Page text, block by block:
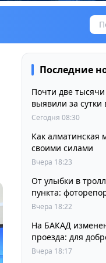
Последние
Почти две
выявили за
Сегодня 08:30
Как алматинская
своими силами
Вчера 18:23
От улыбки в
пункта:
Вчера 18:22
На БАКАД
проезда: для
пользователей
Вчера 18:17